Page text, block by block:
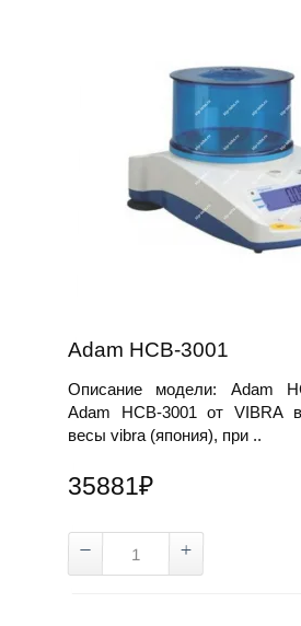
Adam HCB-3001
Описание модели: Adam
Adam HCB-3001 от VIBRA
весы vibra (япония), при ..
35881₽